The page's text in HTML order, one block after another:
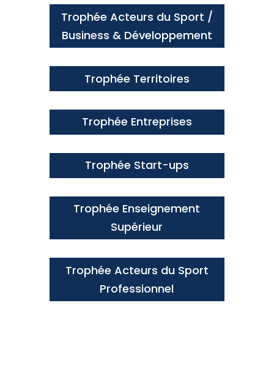
Trophée Acteurs du Sport /
Business & Développement
Trophée Territoires
Trophée Entreprises
Trophée Start-ups
Trophée Enseignement
Supérieur
Trophée Acteurs du Sport
Professionnel